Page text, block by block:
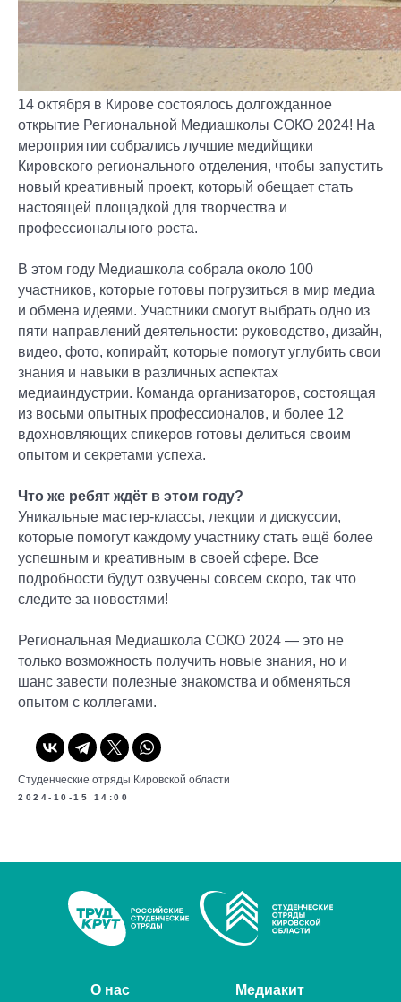
14 октября в Кирове состоялось долгожданное
открытие Региональной Медиашколы СОКО 2024! На
мероприятии собрались лучшие медийщики
Кировского регионального отделения, чтобы запустить
новый креативный проект, который обещает стать
настоящей площадкой для творчества и
профессионального роста.
В этом году Медиашкола собрала около 100
участников, которые готовы погрузиться в мир медиа
и обмена идеями. Участники смогут выбрать одно из
пяти направлений деятельности: руководство, дизайн,
видео, фото, копирайт, которые помогут углубить свои
знания и навыки в различных аспектах
медиаиндустрии. Команда организаторов, состоящая
из восьми опытных профессионалов, и более 12
вдохновляющих спикеров готовы делиться своим
опытом и секретами успеха.
Что же ребят ждёт в этом году?
Уникальные мастер-классы, лекции и дискуссии,
которые помогут каждому участнику стать ещё более
успешным и креативным в своей сфере. Все
подробности будут озвучены совсем скоро, так что
следите за новостями!
Региональная Медиашкола СОКО 2024 — это не
только возможность получить новые знания, но и
шанс завести полезные знакомства и обменяться
опытом с коллегами.
Студенческие отряды Кировской области
2024-10-15 14:00
О нас
Медиакит